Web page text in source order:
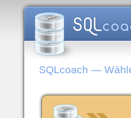
SQLcoach —